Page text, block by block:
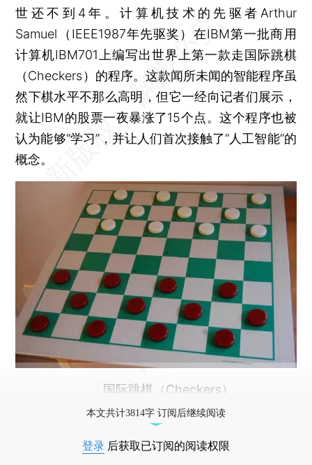
世还不到4年。计算机技术的先驱者Arthur
Samuel（IEEE1987年先驱奖）在IBM第一批商用
计算机IBM701上编写出世界上第一款走国际跳棋
（Checkers）的程序。这款闻所未闻的智能程序虽
然下棋水平不那么高明，但它一经向记者们展示，
就让IBM的股票一夜暴涨了15个点。这个程序也被
认为能够“学习”，并让人们首次接触了“人工智能”的
概念。
国际跳棋（Checkers）
本文共计3814字 订阅后继续阅读
登录 后获取已订阅的阅读权限